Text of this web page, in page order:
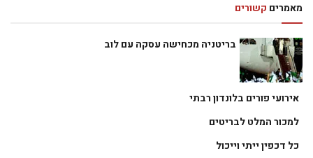
מאמרים קשורים
בריטניה מכחישה עסקה עם לוב
אירועי פורים בלונדון רבתי
למכור המלט לבריטים
כל דכפין ייתי וייכול